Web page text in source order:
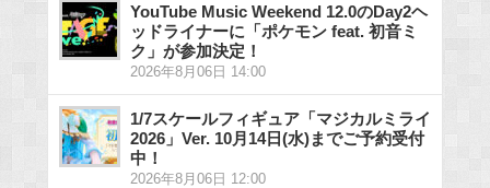
YouTube Music Weekend 12.0のDay2ヘ
ッドライナーに「ポケモン feat. 初音ミ
ク」が参加決定！
2026年8月06日 14:00
1/7スケールフィギュア「マジカルミライ
2026」Ver. 10月14日(水)までご予約受付
中！
2026年8月06日 12:00